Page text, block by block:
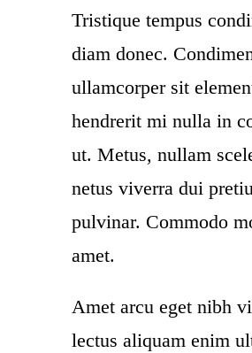
Tristique tempus
diam donec.
ullamcorper sit
hendrerit mi nulla in
ut. Metus, nullam
netus viverra dui
pulvinar. Commodo
amet.
Amet arcu eget nibh
lectus aliquam enim